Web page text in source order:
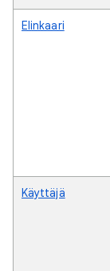
Elinkaari
Käyttäjä